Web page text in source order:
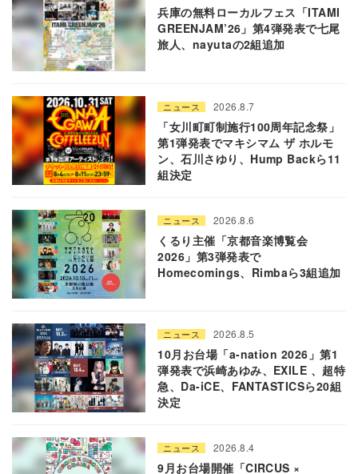
兵庫の無料ローカルフェス「ITAMI
GREENJAM’26」第4弾発表で七尾
旅人、nayutaの2組追加
ニュース 2026.8.7
「女川町町制施行100周年記念祭」
第1弾発表でマキシマム ザ ホルモ
ン、石川さゆり、Hump Backら11
組決定
ニュース 2026.8.6
くるり主催「京都音楽博覧会
2026」第3弾発表で
Homecomings、Rimbaら3組追加
ニュース 2026.8.5
10月お台場「a-nation 2026」第1
弾発表で浜崎あゆみ、EXILE 、超特
急、Da-iCE、FANTASTICSら20組
決定
ニュース 2026.8.4
9月お台場開催「CIRCUS ×